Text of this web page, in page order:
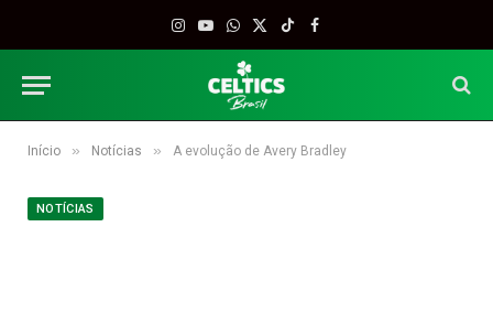
Instagram
YouTube
WhatsApp
X
TikTokFacebook
Início » Notícias » A evolução de Avery Bradley
NOTÍCIAS